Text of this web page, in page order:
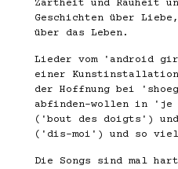
Zartheit und Rauheit
Geschichten über
über das Leben.
Lieder vom 'android
einer
der Hoffnung bei
abfinden-wollen in 'je
('bout des doigts')
('dis-moi') und so viel
Die Songs sind mal